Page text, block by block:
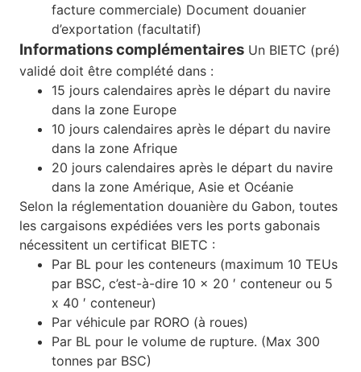
facture commerciale) Document douanier
d’exportation (facultatif)
Informations complémentaires Un BIETC (pré)
validé doit être complété dans :
15 jours calendaires après le départ du navire
dans la zone Europe
10 jours calendaires après le départ du navire
dans la zone Afrique
20 jours calendaires après le départ du navire
dans la zone Amérique, Asie et Océanie
Selon la réglementation douanière du Gabon, toutes
les cargaisons expédiées vers les ports gabonais
nécessitent un certificat BIETC :
Par BL pour les conteneurs (maximum 10 TEUs
par BSC, c’est-à-dire 10 x 20 ′ conteneur ou 5
x 40 ′ conteneur)
Par véhicule par RORO (à roues)
Par BL pour le volume de rupture. (Max 300
tonnes par BSC)